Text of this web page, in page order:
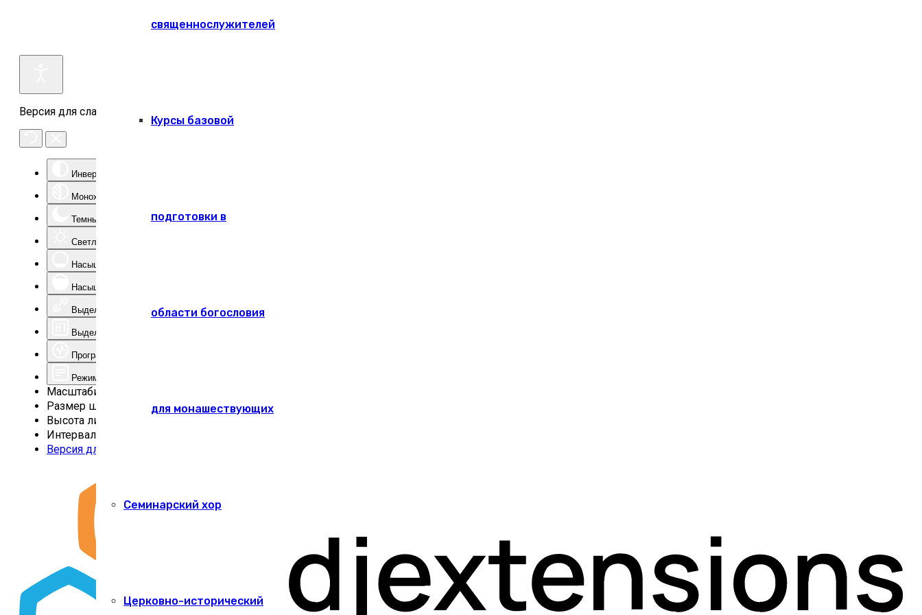
Версия для слабовидящих
Инверсия цвета
Монохром
Темный контраст
Светлый контраст
Насыщенность -
Насыщенность +
Выделить ссылки
Выделить заголовки
Программа для чтения с экрана
Режим чтения
Масштабирование
Размер шрифта
%
Высота линии
Интервал
Версия для слабовидящих
священнослужителей
Курсы базовой
подготовки в
области богословия
для монашествующих
Семинарский хор
Церковно-исторический